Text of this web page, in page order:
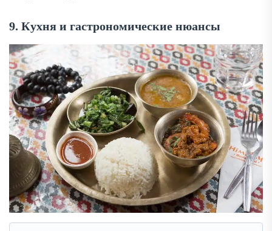
9. Кухня и гастрономические нюансы